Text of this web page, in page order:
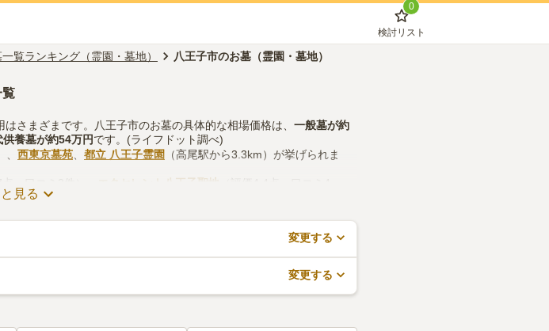
0
検討リスト
覧ランキング（霊園・墓地） 八王子市のお墓（霊園・墓地）
覧
さまざまです。八王子市のお墓の具体的な相場価格は、 一般墓が約
供養墓が約54万円です。(ライフドット調べ)
西東京墓苑 都立 八王子霊園 （高尾駅から3.3km）が挙げられま
エクセレント八王子聖地
。
請求や見学予約が無料でできますので、活用してみてください。
見る
変更する
変更する